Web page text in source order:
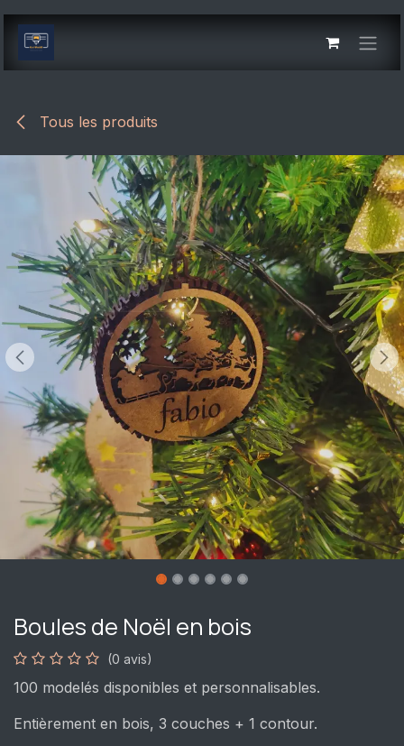
Se rendre au contenu
Tous les produits
Boules de Noël en bois
(0 avis)
100 modelés disponibles et personnalisables.
Entièrement en bois, 3 couches + 1 contour.